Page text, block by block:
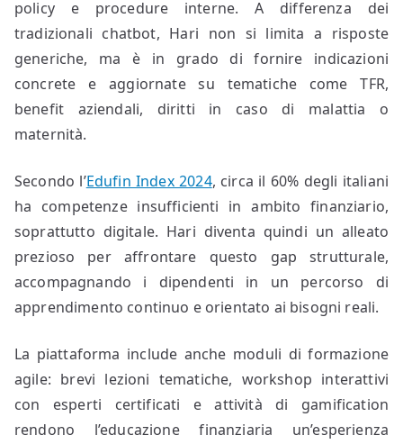
policy e procedure interne. A differenza dei
tradizionali chatbot, Hari non si limita a risposte
generiche, ma è in grado di fornire indicazioni
concrete e aggiornate su tematiche come TFR,
benefit aziendali, diritti in caso di malattia o
maternità.
Secondo l’Edufin Index 2024, circa il 60% degli italiani
ha competenze insufficienti in ambito finanziario,
soprattutto digitale. Hari diventa quindi un alleato
prezioso per affrontare questo gap strutturale,
accompagnando i dipendenti in un percorso di
apprendimento continuo e orientato ai bisogni reali.
La piattaforma include anche moduli di formazione
agile: brevi lezioni tematiche, workshop interattivi
con esperti certificati e attività di gamification
rendono l’educazione finanziaria un’esperienza